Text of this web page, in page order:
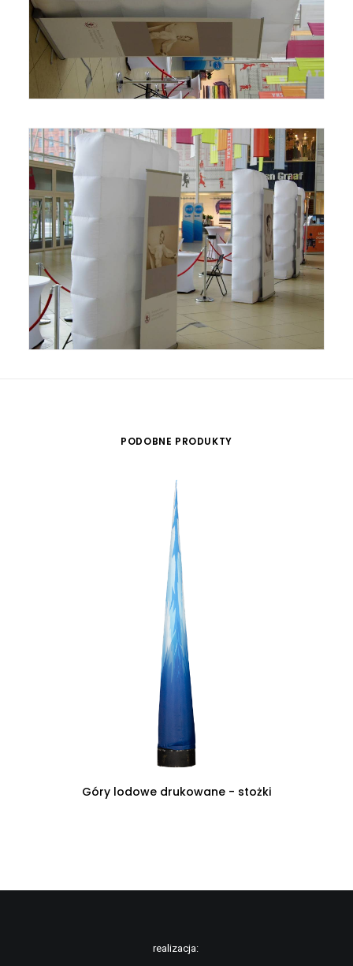
PODOBNE PRODUKTY
CZYTAJ DALEJ
Góry lodowe drukowane - stożki
realizacja: